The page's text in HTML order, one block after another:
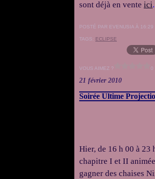
sont déjà en vente ici.
POSTÉ PAR EVENUSIA À 16:29
TAGS: ECLIPSE
VOUS AIMEZ ? 0
21 février 2010
Soirée Ultime
Hier, de 16 h 00 à 23
chapitre I et II
gagner des chaises